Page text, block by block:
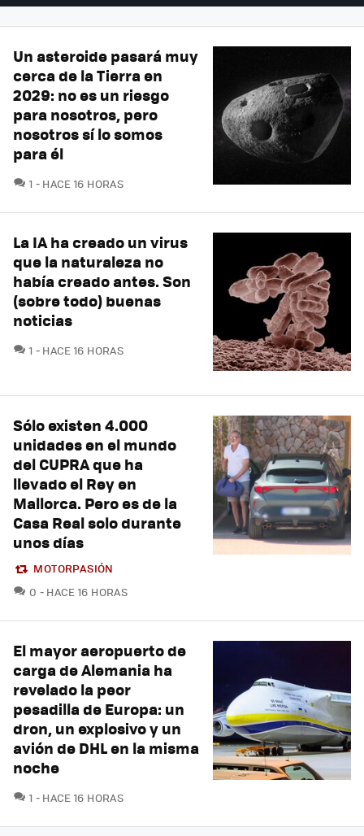
Un asteroide pasará muy
cerca de la Tierra en
2029: no es un riesgo
para nosotros, pero
nosotros sí lo somos
para él
1 COMENTARIOS
HACE 16 HORAS
La IA ha creado un virus
que la naturaleza no
había creado antes. Son
(sobre todo) buenas
noticias
1 COMENTARIOS
HACE 16 HORAS
Sólo existen 4.000
unidades en el mundo
del CUPRA que ha
llevado el Rey en
Mallorca. Pero es de la
Casa Real solo durante
unos días
MOTORPASIÓN
0 COMENTARIOS
HACE 16 HORAS
El mayor aeropuerto de
carga de Alemania ha
revelado la peor
pesadilla de Europa: un
dron, un explosivo y un
avión de DHL en la misma
noche
1 COMENTARIOS
HACE 16 HORAS